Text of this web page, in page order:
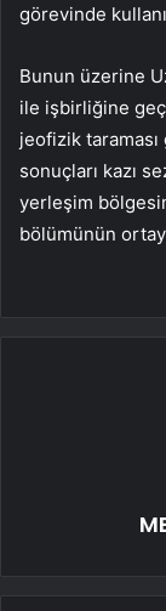
görevinde
Bunun üzerine
ile işbirliğine
jeofizik
sonuçları kazı
yerleşim
bölümünün